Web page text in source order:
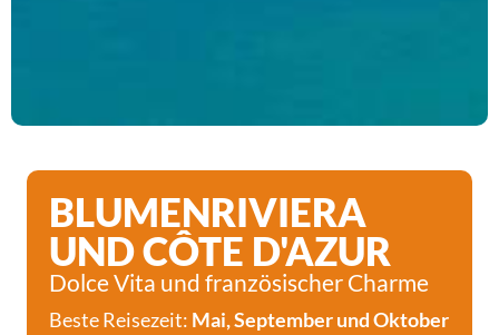
BLUMENRIVIERA
UND CÔTE D'AZUR
Dolce Vita und französischer Charme
Beste Reisezeit: Mai, September und Oktober